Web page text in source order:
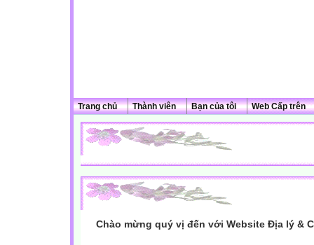
Trang chủ Thành viên Bạn của tôi Web Cấp trên
Chào mừng quý vị đến với Website Địa lý &